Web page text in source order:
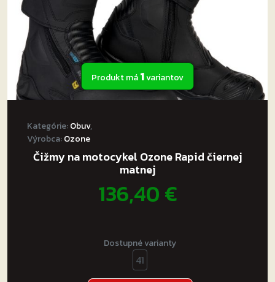
produktu.
Produkt má1variantov
Kategórie:Obuv,
Výrobca:Ozone
Čižmy na motocykel Ozone Rapid čiernej
matnej
136,40€
Dostupné varianty
41